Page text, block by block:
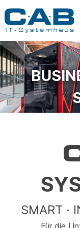
SMART ·
Für die